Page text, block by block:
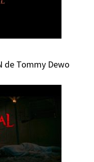
de Tommy Dewo